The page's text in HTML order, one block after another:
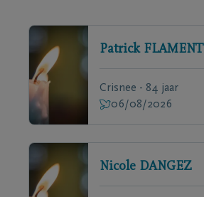
Patrick FLAMENT
Crisnee - 84 jaar
06/08/2026
Nicole DANGEZ